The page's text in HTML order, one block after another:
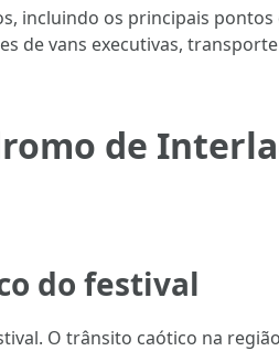
incluindo os principais
de vans executivas,
de
do festival
O trânsito caótico na